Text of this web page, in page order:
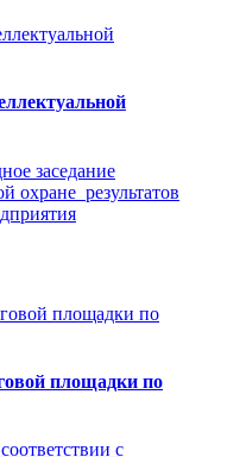
заседание
охране результатов
площадки по
с